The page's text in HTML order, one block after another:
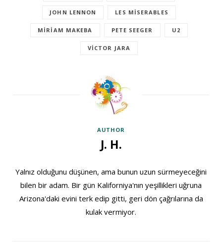
JOHN LENNON LES MISERABLES
MIRIAM MAKEBA PETE SEEGER U2
VICTOR JARA
AUTHOR
J. H.
Yalnız olduğunu düşünen, ama bunun uzun sürmeyeceğini
bilen bir adam. Bir gün Kaliforniya'nın yeşillikleri uğruna
Arizona'daki evini terk edip gitti, geri dön çağrılarına da
kulak vermiyor.